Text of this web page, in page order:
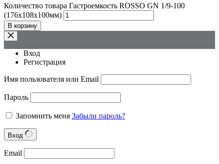
Количество товара Гастроемкость ROSSO GN 1/9-100
(176х108х100мм)
В корзину
Вход
Регистрация
Имя пользователя или Email
Пароль
Запомнить меня Забыли пароль?
Вход
Email